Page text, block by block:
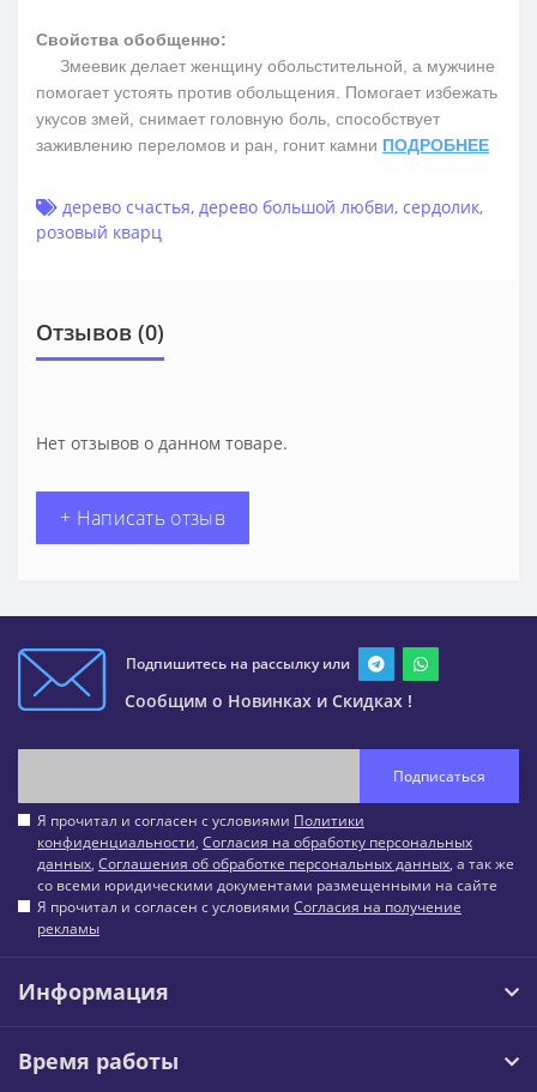
Свойства обобщенно:
Змеевик делает женщину обольстительной, а мужчине
помогает устоять против обольщения. Помогает избежать
укусов змей, снимает головную боль, способствует
заживлению переломов и ран, гонит камни ПОДРОБНЕЕ
дерево счастья, дерево большой любви, сердолик,
розовый кварц
Отзывов (0)
Нет отзывов о данном товаре.
+ Написать отзыв
Подпишитесь на рассылку или
Сообщим о Новинках и Скидках !
Подписаться
Я прочитал и согласен с условиями Политики
конфиденциальности, Согласия на обработку персональных
данных, Соглашения об обработке персональных данных, а так же
со всеми юридическими документами размещенными на сайте
Я прочитал и согласен с условиями Согласия на получение
рекламы
Информация
Время работы